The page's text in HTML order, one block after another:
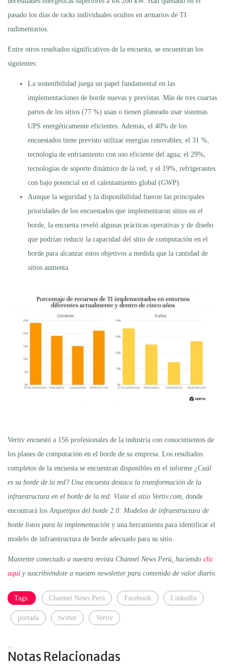
pasado los días de racks individuales ocultos en armarios de TI
rudimentarios.
Entre otros resultados significativos de la encuesta, se encuentran los
siguientes:
La sostenibilidad juega un papel fundamental en las
implementaciones de borde nuevas y previstas. Más de tres cuartas
partes de los sitios (77 %) usan o tienen planeado usar sistemas
UPS energéticamente eficientes. Además, el 40% de los
encuestados tiene previsto utilizar energías renovables; el 31 %,
tecnología de enfriamiento con uso eficiente del agua; el 29%,
tecnologías de soporte dinámico de la red; y el 19%, refrigerantes
con bajo potencial en el calentamiento global (GWP).
Aunque la seguridad y la disponibilidad fueron las principales
prioridades de los encuestados que implementaron sitios en el
borde, la encuesta reveló algunas prácticas operativas y de diseño
que podrían reducir la capacidad del sitio de computación en el
borde para alcanzar estos objetivos a medida que la cantidad de
sitios aumenta.
Vertiv encuestó a 156 profesionales de la industria con conocimientos de
los planes de computación en el borde de su empresa. Los resultados
completos de la encuesta se encuentran disponibles en el informe ¿Cuál
es su borde de la red? Una encuesta destaca la transformación de la
infraestructura en el borde de la red. Visite el sitio Vertiv.com , donde
encontrará los Arquetipos del borde 2.0: Modelos de infraestructura de
borde listos para la implementación y una herramienta para identificar el
modelo de infraestructura de borde adecuado para su sitio.
Mantente conectado a nuestra revista Channel News Perú, haciendo clic
aquíy suscribiéndote a nuestro newsletter para contenido de valor diario.
Tags: Channel News Perú Facebook LinkedIn
portada twitter Vertiv
Notas Relacionadas